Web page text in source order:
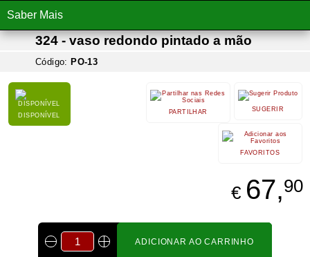
Saber Mais
324 - vaso redondo pintado a mão
Código: PO-13
DISPONÍVEL
SUGERIR
PARTILHAR
FAVORITOS
€ 67,90
ADICIONAR AO CARRINHO